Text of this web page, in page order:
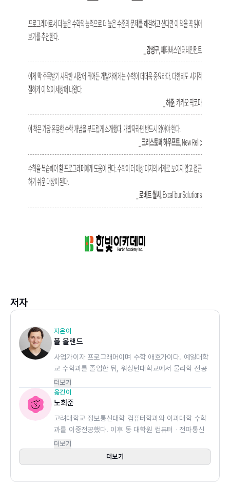
저자
지은이
폴 올랜드
사업가이자 프로그래머이며 수학 애호가이다. 예일대학
교 수학과를 졸업한 뒤, 워싱턴대학교에서 물리학 전공
으로 석사 학위를 받았다. 마이크로소프트에서 소프트
웨어 엔지니어로 근무한 뒤, 정유·가스 업계에서 에너
지 생산 최적화를 위한 예측 분석 소프트웨어를 만드는
스타트업인 타키우스(Tachyus)를 공동 설립하였다.
폴은 타키우스의 초대 최고기술경영자(CTO)로서 머신
했으며, 이후 최고경영자(CEO)가 되어 고객이 5대륙
에서 찾아올 정도로 회사를 성장시켰다. 본인을 상징하
더보기
옮긴이
노희준
고려대학교 정보통신대학 컴퓨터학과와 이과대학 수학
과를 이중전공했다. 이후 동 대학원 컴퓨터 ‧ 전파통신
공학과에서 컴퓨터학 전공으로 석사 학위와 박사 학위
를 받았다. 현재 고려대학교 세종캠퍼스 인공지능사이
버보안학과 조교수로 재직 중이다.
더보기
더보기